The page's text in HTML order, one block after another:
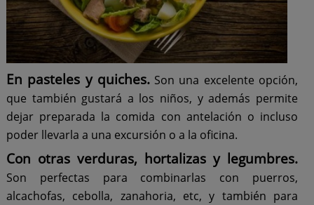
En pasteles y quiches.Son una excelente opción,
que también gustará a los niños, y además permite
dejar preparada la comida con antelación o incluso
poder llevarla a una excursión o a la oficina.
Con otras verduras, hortalizas y legumbres.
Son perfectas para combinarlas con puerros,
alcachofas, cebolla, zanahoria, etc, y también para